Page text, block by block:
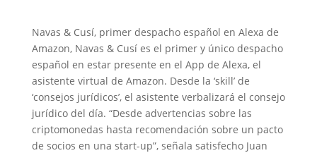
Navas & Cusí, primer despacho español en Alexa de
Amazon, Navas & Cusí es el primer y único despacho
español en estar presente en el App de Alexa, el
asistente virtual de Amazon. Desde la ‘skill’ de
‘consejos jurídicos’, el asistente verbalizará el consejo
jurídico del día. “Desde advertencias sobre las
criptomonedas hasta recomendación sobre un pacto
de socios en una start-up”, señala satisfecho Juan